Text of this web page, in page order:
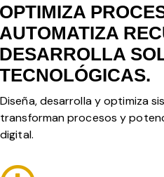
OPTIMIZA
AUTOMATIZA
DESARROLLA
TECNOLÓGICAS.
Diseña, desarrolla y optimiza
transforman procesos y
digital.